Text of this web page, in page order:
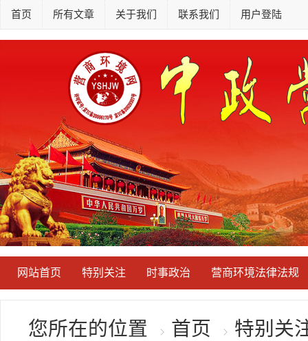
首页 所有文章 关于我们 联系我们 用户登陆
网站首页 特别关注 时事政治 营商环境法律法规
您所在的位置 首页 特别关